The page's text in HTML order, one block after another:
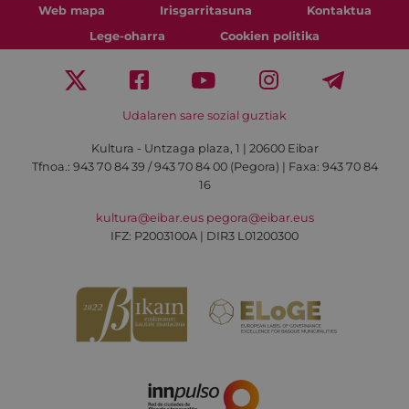
Web mapa Irisgarritasuna
Kontaktua
Lege-oharra
Cookien politika
Udalaren sare sozial guztiak
Kultura - Untzaga plaza, 1 | 20600 Eibar
Tfnoa.: 943 70 84 39 / 943 70 84 00 (Pegora) | Faxa: 943 70 84
16
kultura@eibar.eus pegora@eibar.eus
IFZ: P2003100A | DIR3 L01200300